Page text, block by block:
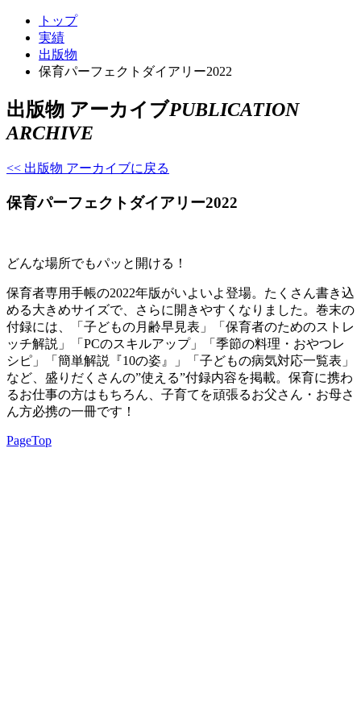
トップ
実績
出版物
保育パーフェクトダイアリー2022
出版物 アーカイブPUBLICATION
ARCHIVE
<< 出版物 アーカイブに戻る
保育パーフェクトダイアリー2022
どんな場所でもパッと開ける！
保育者専用手帳の2022年版がいよいよ登場。たくさん書き込
める大きめサイズで、さらに開きやすくなりました。巻末の
付録には、「子どもの月齢早見表」「保育者のためのストレ
ッチ解説」「PCのスキルアップ」「季節の料理・おやつレ
シピ」「簡単解説『10の姿』」「子どもの病気対応一覧表」
など、盛りだくさんの”使える”付録内容を掲載。保育に携わ
るお仕事の方はもちろん、子育てを頑張るお父さん・お母さ
ん方必携の一冊です！
PageTop